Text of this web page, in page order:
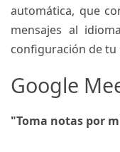
automática, que
mensajes al
configuración de tu
Google
"Toma notas por